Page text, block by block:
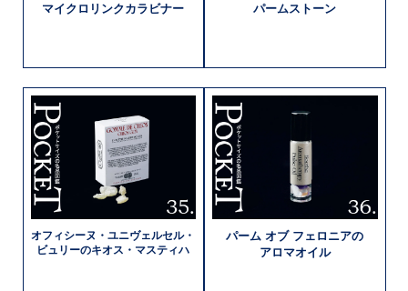
マイクロリンクカラビナー
パームストーン
オフィシーヌ・ユニヴェルセル・
ビュリーのキオス・マスティハ
パーム オブ フェロニアの
アロマオイル